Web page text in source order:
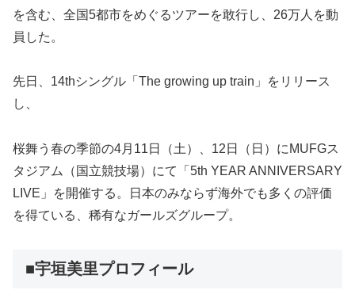
を含む、全国5都市をめぐるツアーを敢行し、26万人を動
員した。
先日、14thシングル「The growing up train」をリリース
し、
桜舞う春の季節の4月11日（土）、12日（日）にMUFGス
タジアム（国立競技場）にて「5th YEAR ANNIVERSARY
LIVE」を開催する。日本のみならず海外でも多くの評価
を得ている、稀有なガールズグループ。
■宇垣美里プロフィール